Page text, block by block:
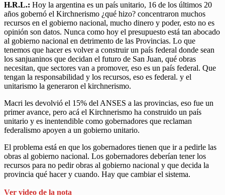
H.R.L.: Hoy la argentina es un país unitario, 16 de los últimos 20
años gobernó el Kirchnerismo ¿qué hizo? concentraron muchos
recursos en el gobierno nacional, mucho dinero y poder, esto no es
opinión son datos. Nunca como hoy el presupuesto está tan abocado
al gobierno nacional en detrimento de las Provincias. Lo que
tenemos que hacer es volver a construir un país federal donde sean
los sanjuaninos que decidan el futuro de San Juan, qué obras
necesitan, que sectores van a promover, eso es un país federal. Que
tengan la responsabilidad y los recursos, eso es federal. y el
unitarismo la generaron el kirchnerismo.
Macri les devolvió el 15% del ANSES a las provincias, eso fue un
primer avance, pero acá el Kirchnerismo ha construido un país
unitario y es inentendible como gobernadores que reclaman
federalismo apoyen a un gobierno unitario.
El problema está en que los gobernadores tienen que ir a pedirle las
obras al gobierno nacional. Los gobernadores deberían tener los
recursos para no pedir obras al gobierno nacional y que decida la
provincia qué hacer y cuando. Hay que cambiar el sistema.
Ver video de la nota